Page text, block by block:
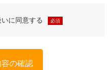
に同意する 必須
容の確認